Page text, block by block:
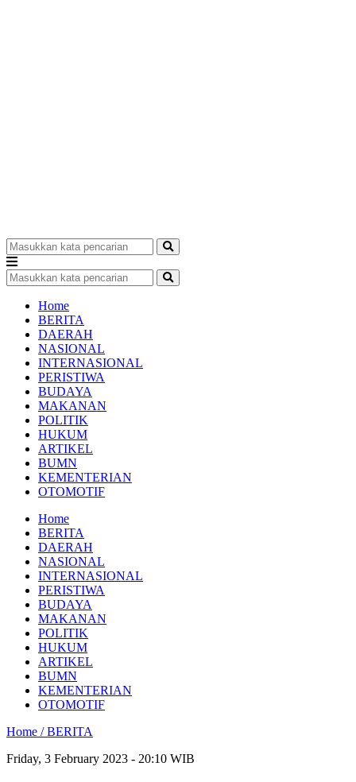
Home
BERITA
DAERAH
NASIONAL
INTERNASIONAL
PERISTIWA
BUDAYA
MAKANAN
POLITIK
HUKUM
ARTIKEL
BUMN
KEMENTERIAN
OTOMOTIF
Home
BERITA
DAERAH
NASIONAL
INTERNASIONAL
PERISTIWA
BUDAYA
MAKANAN
POLITIK
HUKUM
ARTIKEL
BUMN
KEMENTERIAN
OTOMOTIF
Home /BERITA
Friday, 3 February 2023 - 20:10 WIB